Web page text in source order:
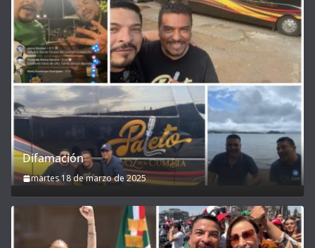
Difamación
martes 18 de marzo de 2025